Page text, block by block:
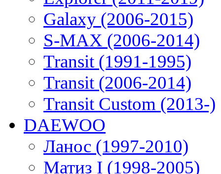
Galaxy (2006-2015)
S-MAX (2006-2014)
Transit (1991-1995)
Transit (2006-2014)
Transit Custom (2013-)
DAEWOO
Ланос (1997-2010)
Матиз I (1998-2005)